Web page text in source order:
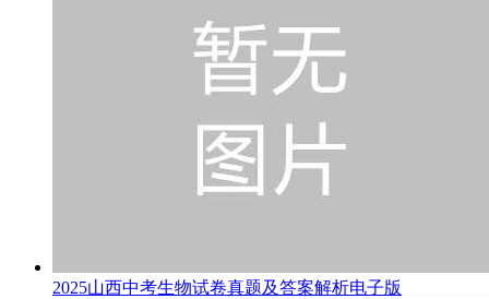
2025山西中考生物试卷真题及答案解析电子版